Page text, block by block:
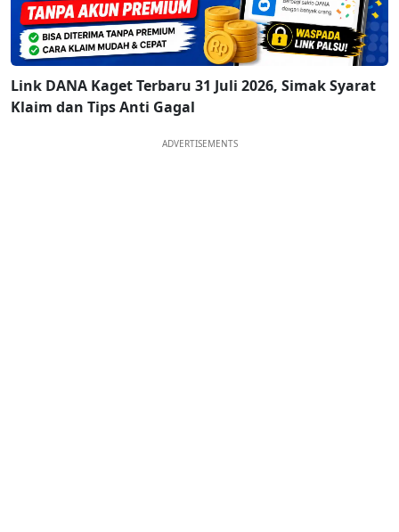
Link DANA Kaget Terbaru 31 Juli 2026, Simak Syarat
Klaim dan Tips Anti Gagal
ADVERTISEMENTS